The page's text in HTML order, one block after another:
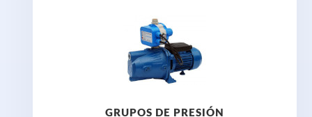
GRUPOS DE PRESIÓN